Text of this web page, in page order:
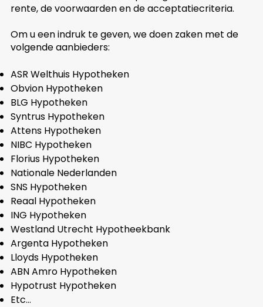
rente, de voorwaarden en de acceptatiecriteria.
Om u een indruk te geven, we doen zaken met de
volgende aanbieders:
ASR Welthuis Hypotheken
Obvion Hypotheken
BLG Hypotheken
Syntrus Hypotheken
Attens Hypotheken
NIBC Hypotheken
Florius Hypotheken
Nationale Nederlanden
SNS Hypotheken
Reaal Hypotheken
ING Hypotheken
Westland Utrecht Hypotheekbank
Argenta Hypotheken
Lloyds Hypotheken
ABN Amro Hypotheken
Hypotrust Hypotheken
Etc…